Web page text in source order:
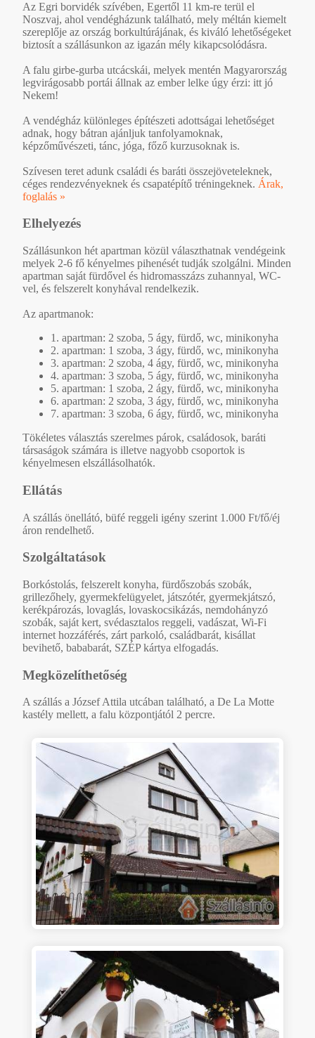
Az Egri borvidék szívében, Egertől 11 km-re terül el
Noszvaj, ahol vendégházunk található, mely méltán kiemelt
szereplője az ország borkultúrájának, és kiváló lehetőségeket
biztosít a szállásunkon az igazán mély kikapcsolódásra.
A falu girbe-gurba utcácskái, melyek mentén Magyarország
legvirágosabb portái állnak az ember lelke úgy érzi: itt jó
Nekem!
A vendégház különleges építészeti adottságai lehetőséget
adnak, hogy bátran ajánljuk tanfolyamoknak,
képzőművészeti, tánc, jóga, főző kurzusoknak is.
Szívesen teret adunk családi és baráti összejöveteleknek,
céges rendezvényeknek és csapatépítő tréningeknek. Árak,
foglalás »
Elhelyezés
Szállásunkon hét apartman közül választhatnak vendégeink
melyek 2-6 fő kényelmes pihenését tudják szolgálni. Minden
apartman saját fürdővel és hidromasszázs zuhannyal, WC-
vel, és felszerelt konyhával rendelkezik.
Az apartmanok:
1. apartman: 2 szoba, 5 ágy, fürdő, wc, minikonyha
2. apartman: 1 szoba, 3 ágy, fürdő, wc, minikonyha
3. apartman: 2 szoba, 4 ágy, fürdő, wc, minikonyha
4. apartman: 3 szoba, 5 ágy, fürdő, wc, minikonyha
5. apartman: 1 szoba, 2 ágy, fürdő, wc, minikonyha
6. apartman: 2 szoba, 3 ágy, fürdő, wc, minikonyha
7. apartman: 3 szoba, 6 ágy, fürdő, wc, minikonyha
Tökéletes választás szerelmes párok, családosok, baráti
társaságok számára is illetve nagyobb csoportok is
kényelmesen elszállásolhatók.
Ellátás
A szállás önellátó, büfé reggeli igény szerint 1.000 Ft/fő/éj
áron rendelhető.
Szolgáltatások
Borkóstolás, felszerelt konyha, fürdőszobás szobák,
grillezőhely, gyermekfelügyelet, játszótér, gyermekjátszó,
kerékpározás, lovaglás, lovaskocsikázás, nemdohányzó
szobák, saját kert, svédasztalos reggeli, vadászat, Wi-Fi
internet hozzáférés, zárt parkoló, családbarát, kisállat
bevihető, bababarát, SZÉP kártya elfogadás.
Megközelíthetőség
A szállás a József Attila utcában található, a De La Motte
kastély mellett, a falu központjától 2 percre.